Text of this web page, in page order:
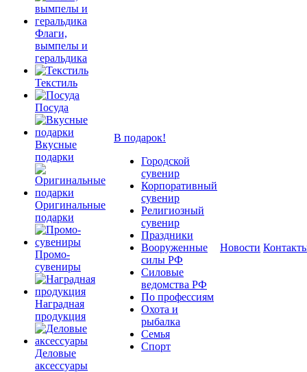
Флаги,
вымпелы и
геральдика
Текстиль
Посуда
Вкусные
подарки
Оригинальные
подарки
Промо-
сувениры
Наградная
продукция
Деловые
аксессуары
В подарок!
Городской
сувенир
Корпоративный
сувенир
Религиозный
сувенир
Праздники
Вооруженные
силы РФ
Силовые
ведомства РФ
По профессиям
Охота и
рыбалка
Семья
Спорт
Новости